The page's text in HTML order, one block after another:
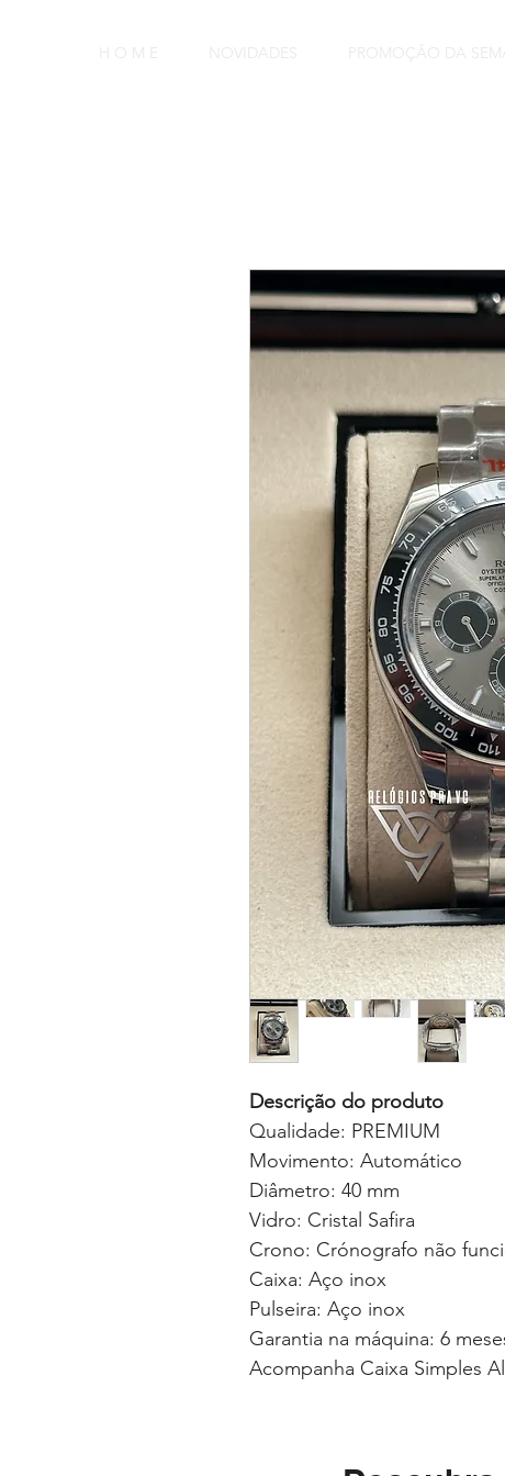
H O M E PROMOÇÃO DA
Descrição do produto
Qualidade: PREMIUM
Movimento: Automático
Diâmetro: 40 mm
Vidro: Cristal Safira
Crono: Crónografo não
Caixa: Aço inox
Pulseira: Aço inox
Garantia na máquina: 6
Acompanha Caixa Simples